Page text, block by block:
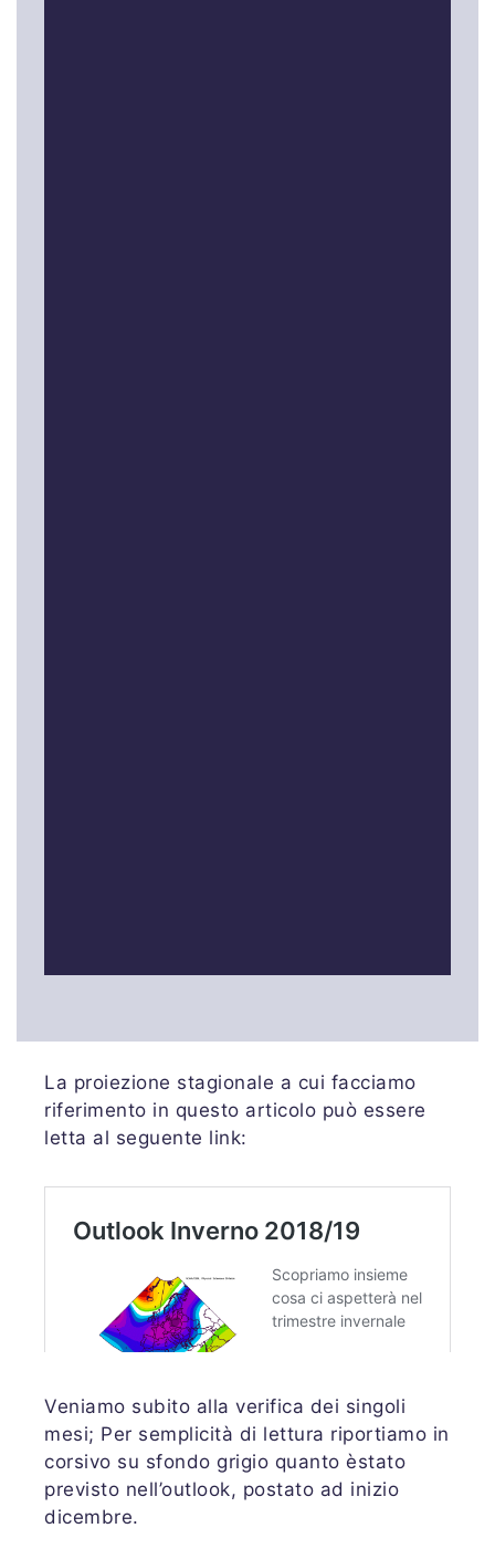
La proiezione stagionale a cui facciamo
riferimento in questo articolo può essere
letta al seguente link:
Veniamo subito alla verifica dei singoli
mesi; Per semplicità di lettura riportiamo in
corsivo su sfondo grigio quanto èstato
previsto nell’outlook, postato ad inizio
dicembre.